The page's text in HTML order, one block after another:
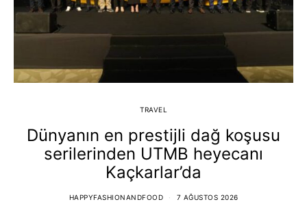
TRAVEL
Dünyanın en prestijli dağ koşusu
serilerinden UTMB heyecanı
Kaçkarlar’da
HAPPYFASHIONANDFOOD 7 AĞUSTOS 2026